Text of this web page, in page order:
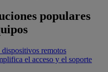
populares
dispositivos remotos
el acceso y el soporte